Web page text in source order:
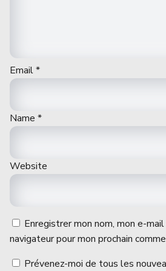
Email*
Name *
Website
Enregistrer mon nom, mon e-
navigateur pour mon prochain
Prévenez-moi de tous les